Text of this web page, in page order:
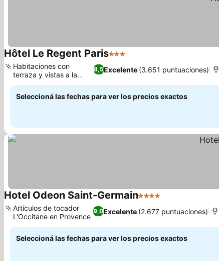
Hôtel Le Regent Paris3 Estrellas
8,5Excelente (3.651 puntuaciones)
Habitaciones con
terraza y vistas a la
ciudad
Seleccioná las fechas para ver los precios exactos
Hotel Odeon Saint-Germain4 Estrellas
9,0Excelente (2.677 puntuaciones)
Artículos de tocador
L'Occitane en Provence
Seleccioná las fechas para ver los precios exactos